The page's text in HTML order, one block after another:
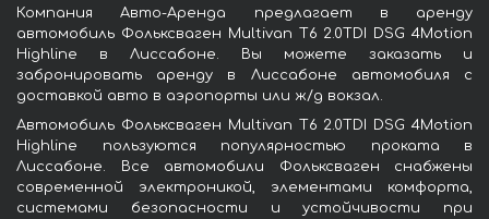
Компания Авто-Аренда предлагает в аренду
автомобиль Фольксваген Multivan T6 2.0TDI DSG 4Motion
Highline в Лиссабоне. Вы можете заказать и
забронировать аренду в Лиссабоне автомобиля с
доставкой авто в аэропорты или ж/д вокзал.
Автомобиль Фольксваген Multivan T6 2.0TDI DSG 4Motion
Highline пользуются популярностью проката в
Лиссабоне. Все автомобили Фольксваген снабжены
современной электроникой, элементами комфорта,
системами безопасности и устойчивости при